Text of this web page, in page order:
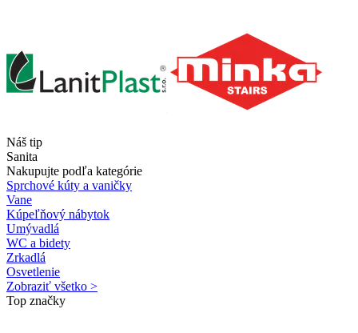
Náš tip
Sanita
Nakupujte podľa kategórie
Sprchové kúty a vaničky
Vane
Kúpeľňový nábytok
Umývadlá
WC a bidety
Zrkadlá
Osvetlenie
Zobraziť všetko >
Top značky